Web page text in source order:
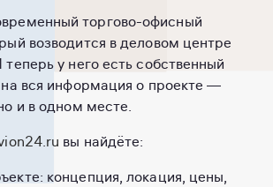
торгово-офисный
возводится в деловом центре
у него есть собственный
вся информация о проекте —
и в одном месте.
вы найдёте:
концепция, локация, цены,